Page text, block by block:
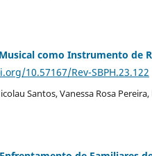
como Instrumento de
10.57167/Rev-SBPH.23.122
Santos, Vanessa Rosa